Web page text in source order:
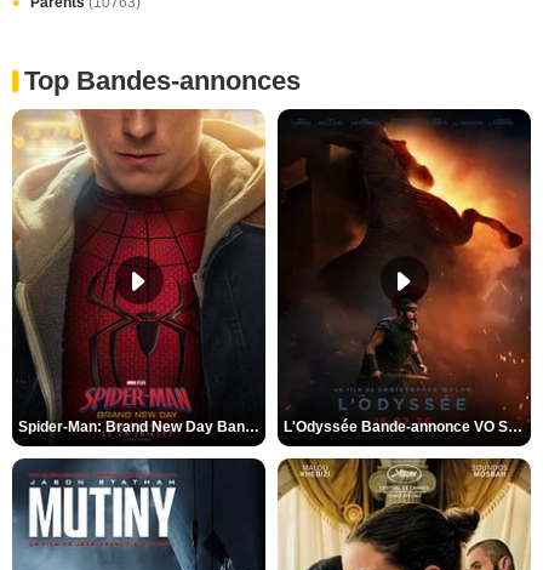
Top Bandes-annonces
Spider-Man: Brand New Day Bande-annonce VO STFR L'Odyssée Bande-annonce VO STFR